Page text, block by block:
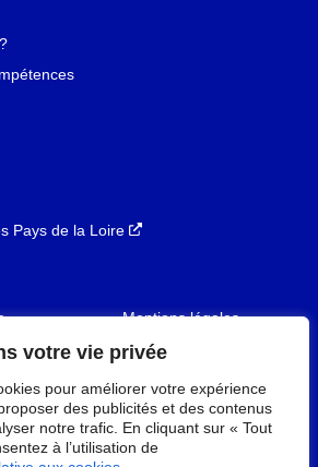
votre vie privée
pour améliorer votre expérience
des publicités et des contenus
notre trafic. En cliquant sur « Tout
à l’utilisation de
Pays de la Loire
Mentions légales
de confidentialité
Mon consentement